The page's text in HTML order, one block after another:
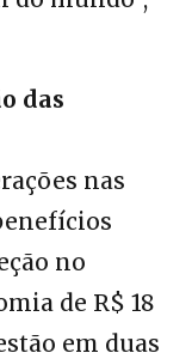
das
nas
no
de R$ 18
em duas